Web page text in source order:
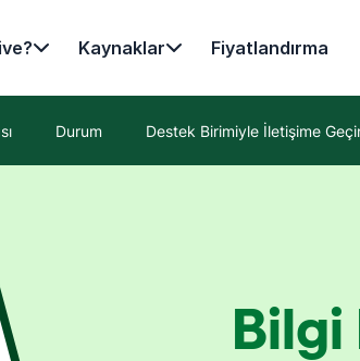
Kaynaklar Fiyatlandırma
Durum Destek Birimiyle İletişime
Bilgi